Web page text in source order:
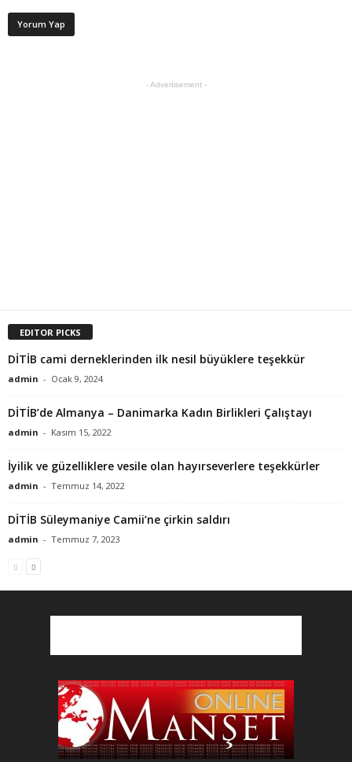
- Advertisement -
EDITOR PICKS
DİTİB cami derneklerinden ilk nesil büyüklere teşekkür
admin - Ocak 9, 2024
DİTİB’de Almanya – Danimarka Kadın Birlikleri Çalıştayı
admin - Kasım 15, 2022
İyilik ve güzelliklere vesile olan hayırseverlere teşekkürler
admin - Temmuz 14, 2022
DİTİB Süleymaniye Camii’ne çirkin saldırı
admin - Temmuz 7, 2023